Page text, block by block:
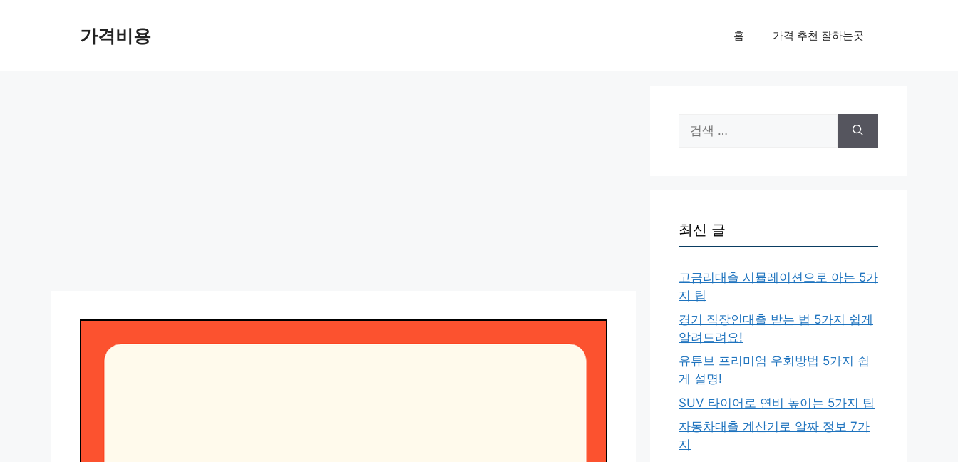
가격비용 홈 가격 추천 잘하는곳
색:
최신 글
고금리대출 시뮬레이션으로 아는 5가
지 팁
경기 직장인대출 받는 법 5가지 쉽게
알려드려요!
유튜브 프리미엄 우회방법 5가지 쉽
게 설명!
SUV 타이어로 연비 높이는 5가지 팁
자동차대출 계산기로 알짜 정보 7가
지